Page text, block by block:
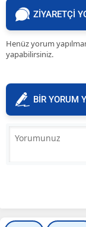
ZİYARETÇİ
Henüz yorum
yapabilirsiniz.
BİR YORUM